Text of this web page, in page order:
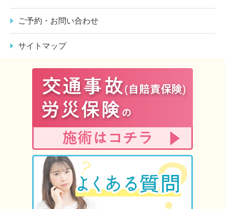
ご予約・お問い合わせ
サイトマップ